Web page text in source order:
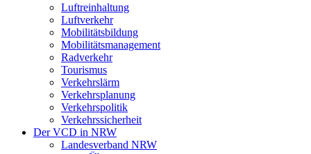
Luftreinhaltung
Luftverkehr
Mobilitätsbildung
Mobilitätsmanagement
Radverkehr
Tourismus
Verkehrslärm
Verkehrsplanung
Verkehrspolitik
Verkehrssicherheit
Der VCD in NRW
Landesverband NRW